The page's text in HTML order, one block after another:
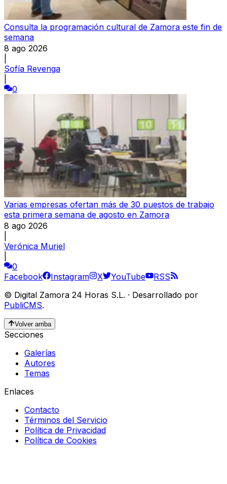
Consulta la programación cultural de Zamora este fin de
semana
8 ago 2026
Sofía Revenga
0
Varias empresas ofertan más de 30 puestos de trabajo
esta primera semana de agosto en Zamora
8 ago 2026
Verónica Muriel
0
Facebook
Instagram X YouTube
RSS
© Digital Zamora 24 Horas S.L. · Desarrollado por
PubliCMS.
Volver arriba
Secciones
Galerías
Autores
Temas
Enlaces
Contacto
Términos del Servicio
Política de Privacidad
Política de Cookies